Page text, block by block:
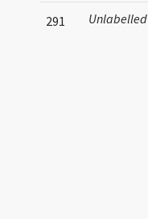
291 Unlabelled